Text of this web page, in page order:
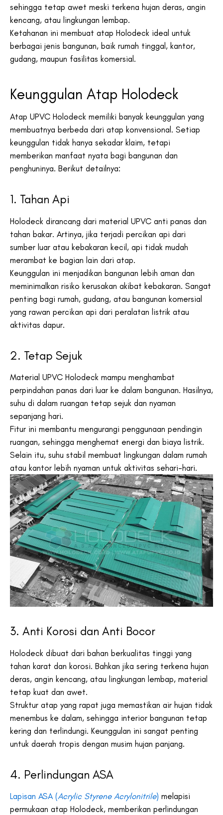
sehingga tetap awet meski terkena hujan deras, angin
kencang, atau lingkungan lembap.
Ketahanan ini membuat atap Holodeck ideal untuk
berbagai jenis bangunan, baik rumah tinggal, kantor,
gudang, maupun fasilitas komersial.
Keunggulan Atap Holodeck
Atap UPVC Holodeck memiliki banyak keunggulan yang
membuatnya berbeda dari atap konvensional. Setiap
keunggulan tidak hanya sekadar klaim, tetapi
memberikan manfaat nyata bagi bangunan dan
penghuninya. Berikut detailnya:
1. Tahan Api
Holodeck dirancang dari material UPVC anti panas dan
tahan bakar. Artinya, jika terjadi percikan api dari
sumber luar atau kebakaran kecil, api tidak mudah
merambat ke bagian lain dari atap.
Keunggulan ini menjadikan bangunan lebih aman dan
meminimalkan risiko kerusakan akibat kebakaran. Sangat
penting bagi rumah, gudang, atau bangunan komersial
yang rawan percikan api dari peralatan listrik atau
aktivitas dapur.
2. Tetap Sejuk
Material UPVC Holodeck mampu menghambat
perpindahan panas dari luar ke dalam bangunan. Hasilnya,
suhu di dalam ruangan tetap sejuk dan nyaman
sepanjang hari.
Fitur ini membantu mengurangi penggunaan pendingin
ruangan, sehingga menghemat energi dan biaya listrik.
Selain itu, suhu stabil membuat lingkungan dalam rumah
atau kantor lebih nyaman untuk aktivitas sehari-hari.
3. Anti Korosi dan Anti Bocor
Holodeck dibuat dari bahan berkualitas tinggi yang
tahan karat dan korosi. Bahkan jika sering terkena hujan
deras, angin kencang, atau lingkungan lembap, material
tetap kuat dan awet.
Struktur atap yang rapat juga memastikan air hujan tidak
menembus ke dalam, sehingga interior bangunan tetap
kering dan terlindungi. Keunggulan ini sangat penting
untuk daerah tropis dengan musim hujan panjang.
4. Perlindungan ASA
Lapisan ASA (Acrylic Styrene Acrylonitrile) melapisi
permukaan atap Holodeck, memberikan perlindungan